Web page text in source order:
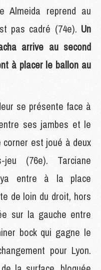
Almeida reprend au
pas cadré (74e). Un
arrive au second
à placer le ballon au
se présente face à
ses jambes et le
est joué à deux
(76e). Tarciane
entre à la place
de loin du droit, hors
sur la gauche entre
bock qui gagne le
pour Lyon.